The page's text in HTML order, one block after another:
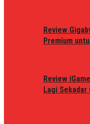
Review
Premium
Review
Lagi Sekadar